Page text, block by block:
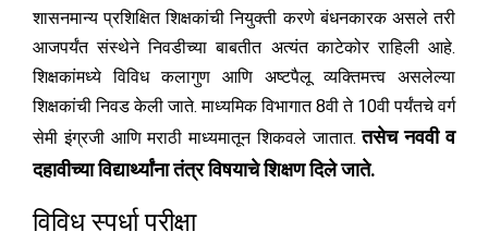
शासनमान्य प्रशिक्षित शिक्षकांची नियुक्ती करणे बंधनकारक असले तरी
आजपर्यंत संस्थेने निवडीच्या बाबतीत अत्यंत काटेकोर राहिली आहे.
शिक्षकांमध्ये विविध कलागुण आणि अष्टपैलू व्यक्तिमत्त्व असलेल्या
शिक्षकांची निवड केली जाते. माध्यमिक विभागात 8वी ते 10वी पर्यंतचे वर्ग
सेमी इंग्रजी आणि मराठी माध्यमातून शिकवले जातात.तसेच नववी व
दहावीच्या विद्यार्थ्यांना तंत्र विषयाचे शिक्षण दिले जाते.
विविध स्पर्धा परीक्षा